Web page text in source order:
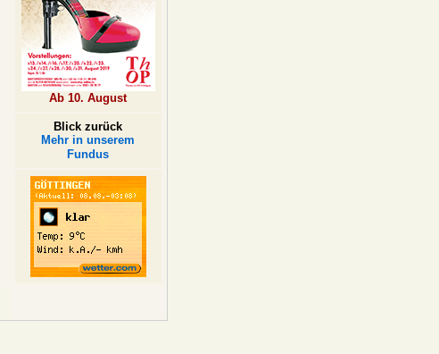
Ab 10. August
Blick zurück
Mehr in unserem
Fundus